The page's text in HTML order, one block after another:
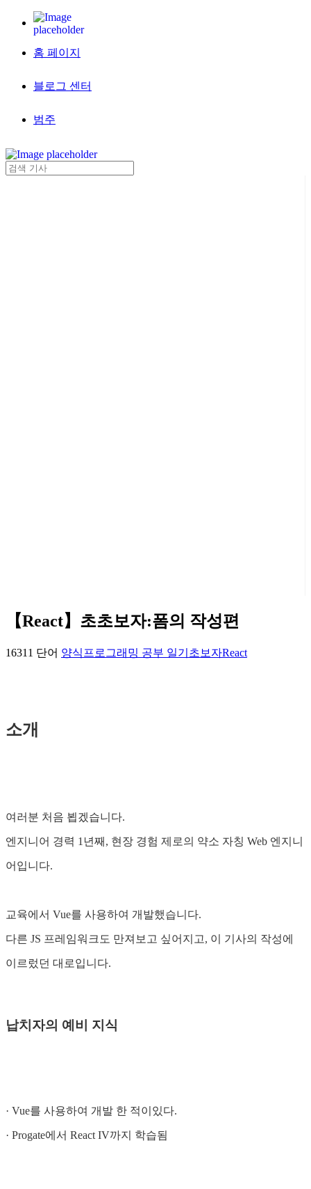
홈 페이지
블로그 센터
범주
【React】초초보자:폼의 작성편
16311 단어 양식 프로그래밍 공부 일기 초보자React
소개
여러분 처음 뵙겠습니다.
엔지니어 경력 1년째, 현장 경험 제로의 약소 자칭 Web 엔지니
어입니다.
교육에서 Vue를 사용하여 개발했습니다.
다른 JS 프레임워크도 만져보고 싶어지고, 이 기사의 작성에
이르렀던 대로입니다.
납치자의 예비 지식
· Vue를 사용하여 개발 한 적이있다.
· Progate에서 React IV까지 학습됨